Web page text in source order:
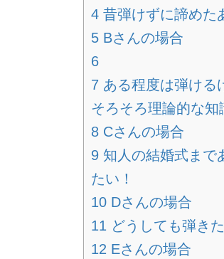
4 昔弾けずに諦めた
5 Bさんの場合
6
7 ある程度は弾ける
そろそろ理論的な知
8 Cさんの場合
9 知人の結婚式まで
たい！
10 Dさんの場合
11 どうしても弾き
12 Eさんの場合